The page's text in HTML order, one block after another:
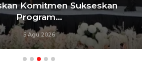
Komitmen Sukseskan
Program…
5 Agu 2026